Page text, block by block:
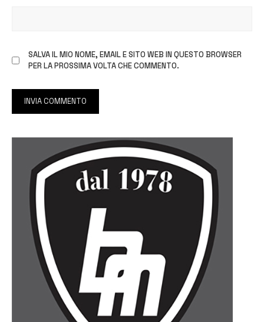
SALVA IL MIO NOME, EMAIL E SITO WEB IN QUESTO BROWSER
PER LA PROSSIMA VOLTA CHE COMMENTO.